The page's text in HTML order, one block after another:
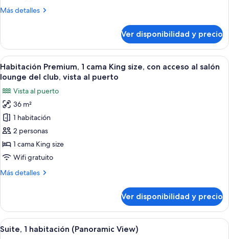
con
salón
lounge
del
club,
vista
a
la
ciudad
Más detalles
Más
Premium,
camas
individuales,
acceso
al
salón
lounge
del
vista
a
ciudad
Ver disponibilidad y precio
Ver
todas
fotos
de
Habitación
Premium,
1
cama
size,
al
salón
Habitación de hotel con cama,
4
Habitación Premium, 1 cama King size, con acceso al salón
lounge del club, vista al puerto
Vista al puerto
36 m²
1 habitación
2 personas
1 cama King size
Wifi gratuito
Más detalles
Más
Premium,
cama
Ver disponibilidad y precio
Ver
todas
Televisión 32 pulgadas con canales
5
Suite, 1 habitación (Panoramic View)